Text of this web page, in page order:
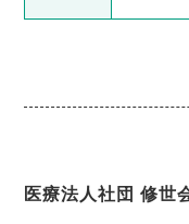
医療法人社団 修世